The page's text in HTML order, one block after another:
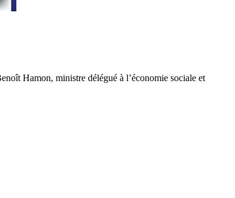
Hamon, ministre délégué à l’économie sociale et